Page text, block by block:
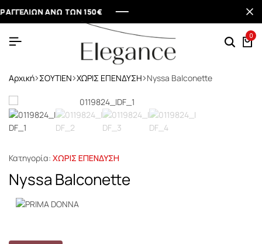
ΑΝΩ ΤΩΝ 150€
ΑΝΩ ΤΩΝ 150€
ΑΝΩ ΤΩΝ 150€
ΑΝΩ ΤΩΝ 150€
0
Αρχική ΣΟΥΤΙΕΝ ΧΩΡΙΣ ΕΠΕΝΔΥΣΗ Nyssa Balconette
Κατηγορία: ΧΩΡΙΣ ΕΠΕΝΔΥΣΗ
Nyssa Balconette